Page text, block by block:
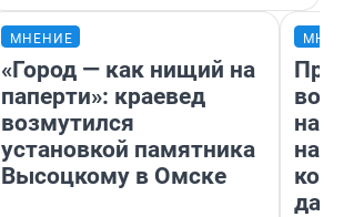
МНЕНИЕ
«Город — как нищий на
паперти»: краевед
возмутился
установкой памятника
Высоцкому в Омске
нам
даже